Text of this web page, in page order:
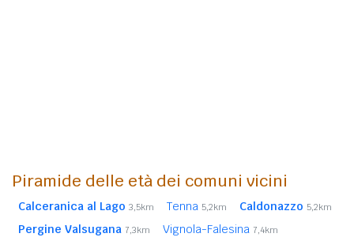
Piramide delle età dei comuni vicini
Calceranica al Lago 3,5km Tenna 5,2km Caldonazzo 5,2km
Pergine Valsugana 7,3km Vignola-Falesina 7,4km